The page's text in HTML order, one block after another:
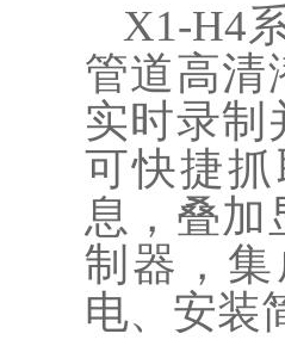
X1-H4
管道高清
实时录制
可快捷
息，叠加
制器，
电、安装